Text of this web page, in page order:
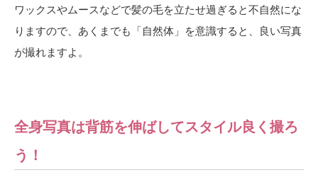
ワックスやムースなどで髪の毛を立たせ過ぎると不自然にな
りますので、あくまでも「自然体」を意識すると、良い写真
が撮れますよ。
全身写真は背筋を伸ばしてスタイル良く撮ろ
う！